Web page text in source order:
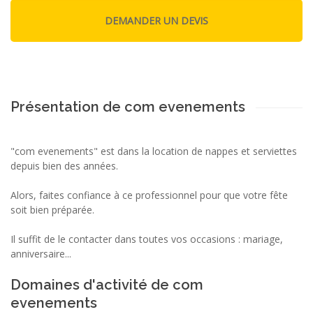
Présentation de com evenements
"com evenements" est dans la location de nappes et serviettes
depuis bien des années.
Alors, faites confiance à ce professionnel pour que votre fête
soit bien préparée.
Il suffit de le contacter dans toutes vos occasions : mariage,
anniversaire...
Domaines d'activité de com
evenements